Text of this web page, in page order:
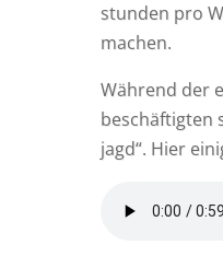
stun­den pro
machen.
Wäh­rend der
beschäf­tig­ten
jagd“. Hier